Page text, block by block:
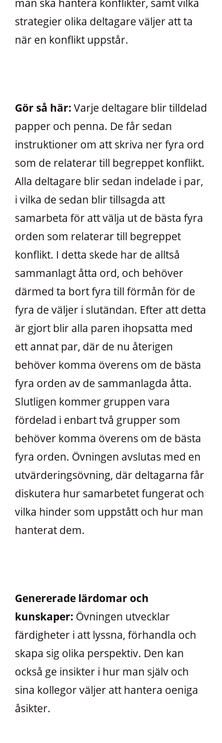
strategier olika deltagare väljer att ta
när en konflikt uppstår.
Gör så här: Varje deltagare blir tilldelad
papper och penna. De får sedan
instruktioner om att skriva ner fyra ord
som de relaterar till begreppet konflikt.
Alla deltagare blir sedan indelade i par,
i vilka de sedan blir tillsagda att
samarbeta för att välja ut de bästa fyra
orden som relaterar till begreppet
konflikt. I detta skede har de alltså
sammanlagt åtta ord, och behöver
därmed ta bort fyra till förmån för de
fyra de väljer i slutändan. Efter att detta
är gjort blir alla paren ihopsatta med
ett annat par, där de nu återigen
behöver komma överens om de bästa
fyra orden av de sammanlagda åtta.
Slutligen kommer gruppen vara
fördelad i enbart två grupper som
behöver komma överens om de bästa
fyra orden. Övningen avslutas med en
utvärderingsövning, där deltagarna får
diskutera hur samarbetet fungerat och
vilka hinder som uppstått och hur man
hanterat dem.
Genererade lärdomar och
kunskaper: Övningen utvecklar
färdigheter i att lyssna, förhandla och
skapa sig olika perspektiv. Den kan
också ge insikter i hur man själv och
sina kollegor väljer att hantera oeniga
åsikter.